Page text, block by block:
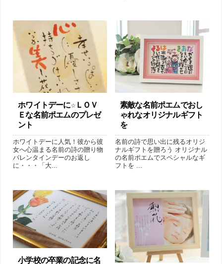
ホワイトデーに☆ＬＯＶ
Ｅな名前ポエムのプレゼ
ント
ホワイトデーに人気！彼から彼
女へ心温まる名前の詩の贈り物
バレンタインデーのお返し
に・・・「大...
素敵な名前ポエムでおし
ゃれなオリジナルギフト
を
名前の詩で思い出に残るオリジ
ナルギフトを贈ろう オリジナル
の名前ポエムでスペシャルなギ
フトを ...
小学校の卒業の記念に名